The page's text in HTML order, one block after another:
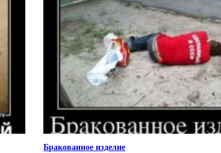
Бракованное изделие